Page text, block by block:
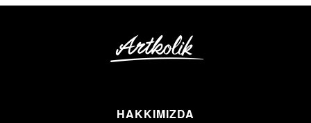
HAKKIMIZDA